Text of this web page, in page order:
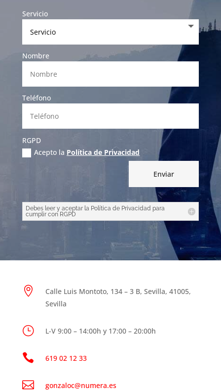
Servicio
Nombre
Teléfono
RGPD
Acepto la Política de Privacidad
Enviar
Debes leer y aceptar la Política de Privacidad para
cumplir con RGPD

Calle Luis Montoto, 134 – 3 B, Sevilla, 41005,
Sevilla
} L-V 9:00 – 14:00h y 17:00 – 20:00h
 619 02 12 33
 gonzaloc@numera.es